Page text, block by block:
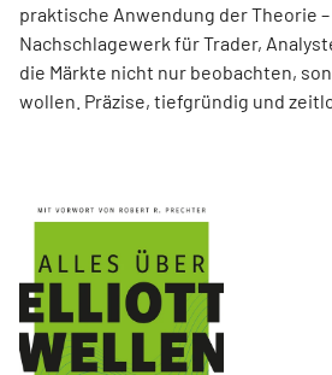
praktische Anwendung der Theorie
Nachschlagewerk für Trader,
die Märkte nicht nur beobachten,
wollen. Präzise, tiefgründig und